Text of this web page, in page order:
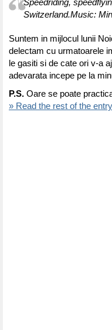
Speedriding,
Switzerland.Music:
Suntem in mijlocul lunii
delectam cu urmatoarele
le gasiti si de cate ori v-a
adevarata incepe pe la
P.S. Oare se poate
» Read the rest of the